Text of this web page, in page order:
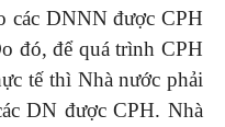
các DNNN được CPH
đó, để quá trình CPH
tế thì Nhà nước phải
DN được CPH. Nhà